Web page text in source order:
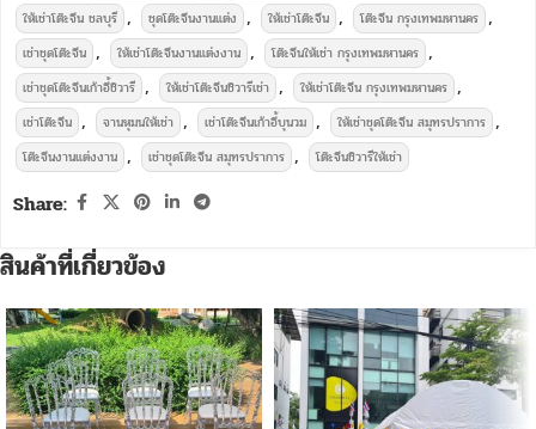
ให้เช่าโต๊ะจีน ชลบุรี , ชุดโต๊ะจีนงานแต่ง , ให้เช่าโต๊ะจีน , โต๊ะจีน กรุงเทพมหานคร ,
เช่าชุดโต๊ะจีน , ให้เช่าโต๊ะจีนงานแต่งงาน , โต๊ะจีนให้เช่า กรุงเทพมหานคร ,
เช่าชุดโต๊ะจีนเก้าอี้ชิวารี , ให้เช่าโต๊ะจีนชิวารีเช่า , ให้เช่าโต๊ะจีน กรุงเทพมหานคร ,
เช่าโต๊ะจีน , จานหุมนให้เช่า , เช่าโต๊ะจีนเก้าอี้บุนวม , ให้เช่าชุดโต๊ะจีน สมุทรปราการ ,
โต๊ะจีนงานแต่งงาน , เช่าชุดโต๊ะจีน สมุทรปราการ , โต๊ะจีนชิวารีให้เช่า
Share:
สินค้าที่เกี่ยวข้อง